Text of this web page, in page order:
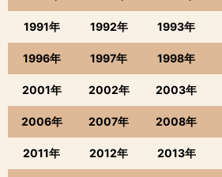
1991年 1992年 1993年
1996年 1997年 1998年
2001年 2002年 2003年
2006年 2007年 2008年
2011年 2012年 2013年